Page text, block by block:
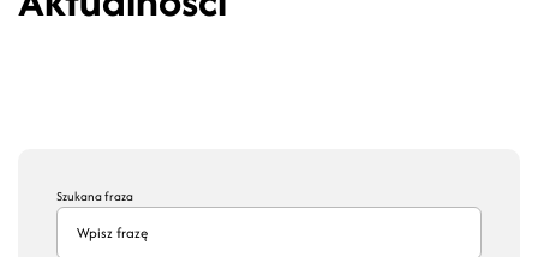
Szukana fraza